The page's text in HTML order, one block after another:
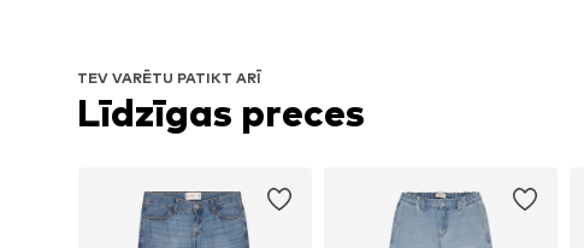
TEV VARĒTU PATIKT ARĪ
Līdzīgas preces